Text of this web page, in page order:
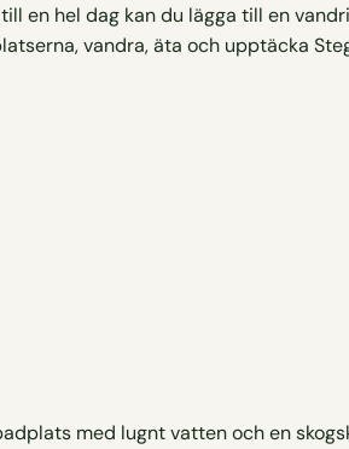
en hel dag kan du lägga till en
vandra, äta och upptäcka